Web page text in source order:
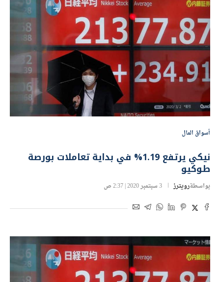
أسواق المال
نيكي يرتفع 1.19% في بداية تعاملات بورصة
طوكيو
بواسطةرويترز 3 سبتمبر 2020 | 2:37 ص